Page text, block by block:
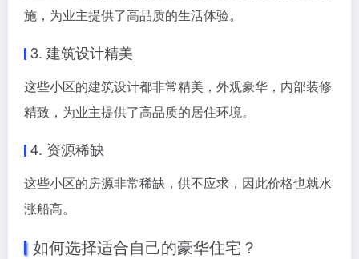
施，为业主提供了高品质的生活体验。
3. 建筑设计精美
这些小区的建筑设计都非常精美，外观豪华，内部装修
精致，为业主提供了高品质的居住环境。
4. 资源稀缺
这些小区的房源非常稀缺，供不应求，因此价格也就水
涨船高。
如何选择适合自己的豪华住宅？